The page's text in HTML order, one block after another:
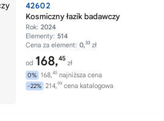
42602
Kosmiczny łazik badawczy
Rok: 2024
Elementy: 514
Cena za element: 0,33 zł
od 168,45
zł
0% 168,45 najniższa cena
-22% 214,99 cena katalogowa